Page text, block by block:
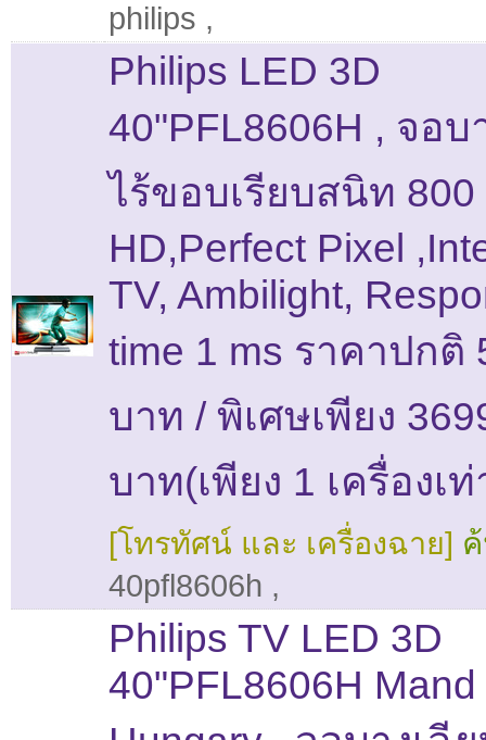
philips ,
Philips LED 3D
40"PFL8606H , จอบ
ไร้ขอบเรียบสนิท 800
HD,Perfect Pixel
TV, Ambilight,
time 1 ms ราคาปกติ
บาท / พิเศษเพียง
บาท(เพียง 1 เครื่องเ
[โทรทัศน์ และ เครื่องฉาย]
40pfl8606h ,
Philips TV LED 3D
40"PFL8606H Mand